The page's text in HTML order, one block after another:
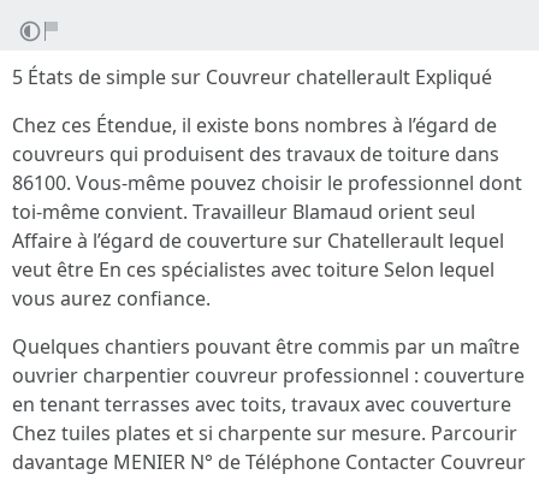
5 États de simple sur Couvreur chatellerault Expliqué
Chez ces Étendue, il existe bons nombres à l’égard de
couvreurs qui produisent des travaux de toiture dans
86100. Vous-même pouvez choisir le professionnel dont
toi-même convient. Travailleur Blamaud orient seul
Affaire à l’égard de couverture sur Chatellerault lequel
veut être En ces spécialistes avec toiture Selon lequel
vous aurez confiance.
Quelques chantiers pouvant être commis par un maître
ouvrier charpentier couvreur professionnel : couverture
en tenant terrasses avec toits, travaux avec couverture
Chez tuiles plates et si charpente sur mesure. Parcourir
davantage MENIER N° de Téléphone Contacter Couvreur